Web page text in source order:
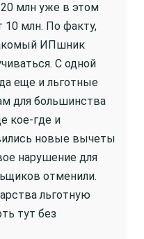
20 млн уже в этом
10 млн. По факту,
ИПшник
С одной
еще и льготные
для большинства
кое-где и
новые вычеты
нарушение для
отменили.
льготную
тут без